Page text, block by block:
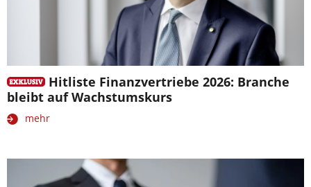
Hitliste Finanzvertriebe 2026: Branche
bleibt auf Wachstumskurs
mehr